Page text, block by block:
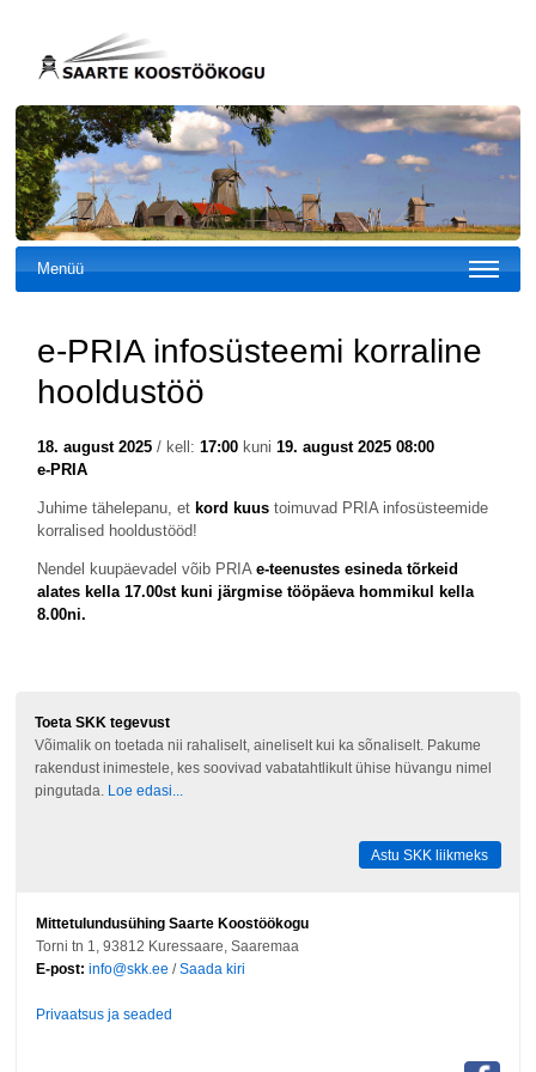
Menüü
e-PRIA infosüsteemi korraline
hooldustöö
18. august 2025/ kell: 17:00kuni 19. august 2025 08:00
e-PRIA
Juhime tähelepanu, et kord kuustoimuvad PRIA infosüsteemide
korralised hooldustööd!
Nendel kuupäevadel võib PRIA e-teenustes esineda tõrkeid
alates kella 17.00st kuni järgmise tööpäeva hommikul kella
8.00ni.
Toeta SKK tegevust
Võimalik on toetada nii rahaliselt, aineliselt kui ka sõnaliselt. Pakume
rakendust inimestele, kes soovivad vabatahtlikult ühise hüvangu nimel
pingutada.
Loe edasi...
Astu SKK liikmeks
Mittetulundusühing Saarte Koostöökogu
Torni tn 1, 93812 Kuressaare, Saaremaa
E-post: info@skk.ee /Saada kiri
Privaatsus ja seaded